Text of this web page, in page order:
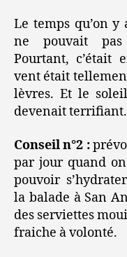
Le temps qu’on y
ne pouvait
Pourtant, c’était
vent était
lèvres. Et le
devenait terrifiant.
Conseil n°2 :
par jour quand
pouvoir
la balade à San
des serviettes
fraiche à volonté.